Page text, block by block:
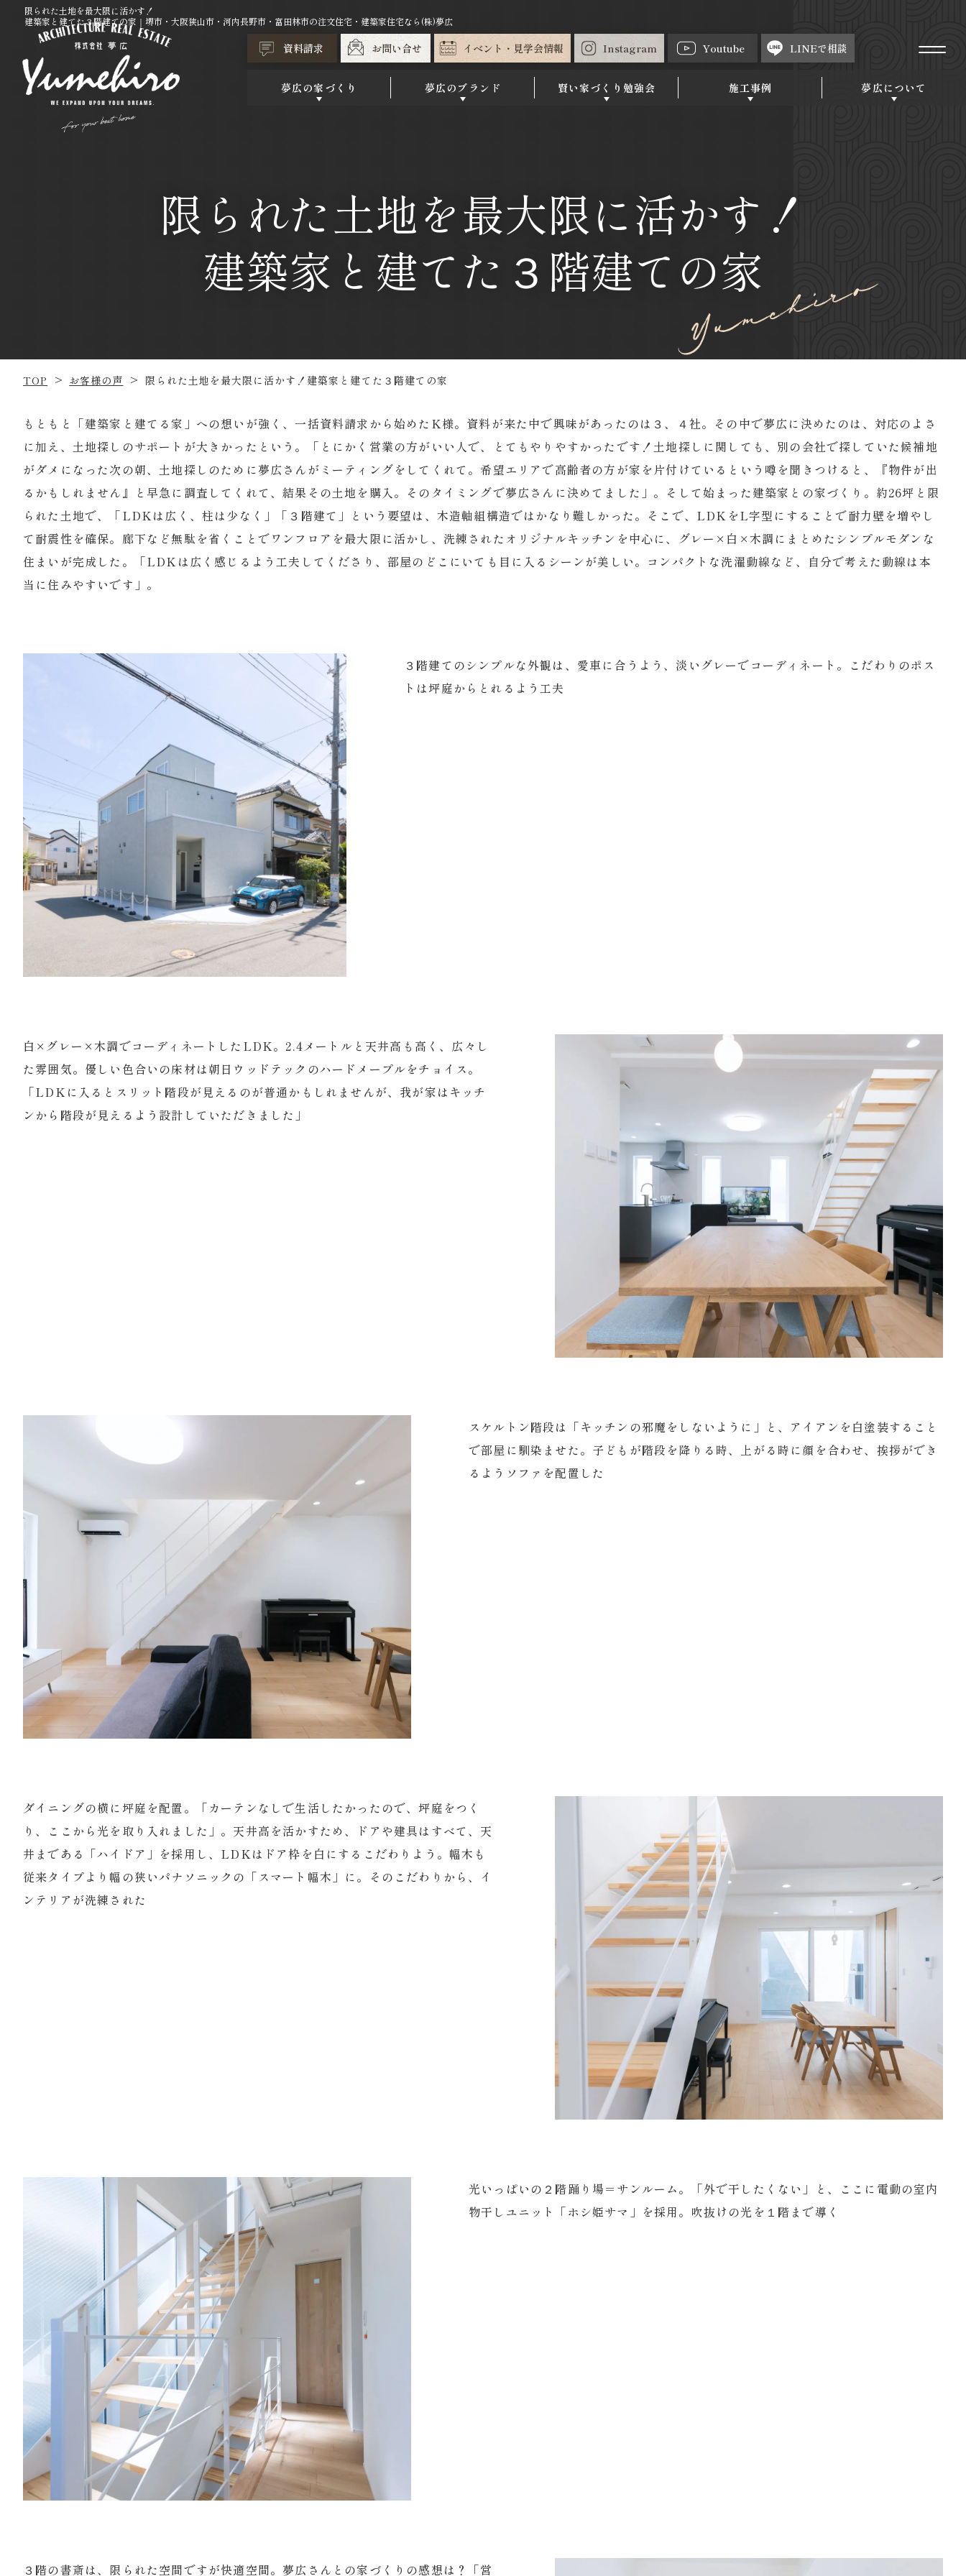
限られた土地を最大限に活かす！
建築家と建てた３階建ての家｜堺市・大阪狭山市・河内長野市・富田林市の注文住宅・建築家住宅なら(株)夢広
資料請求 お問い合せ イベント・見学会情報 Instagram Youtube LINEで相談
夢広の家づくり 夢広のブランド 賢い家づくり勉強会 施工事例 夢広について
限られた土地を最大限に活かす！
建築家と建てた３階建ての家
TOP お客様の声 限られた土地を最大限に活かす！ 建築家と建てた３階建ての家
もともと「建築家と建てる家」への想いが強く、一括資料請求から始めたK様。資料が来た中で興味があったのは３、４社。その中で夢広に決めたのは、対応のよさ
に加え、土地探しのサポートが大きかったという。「とにかく営業の方がいい人で、とてもやりやすかったです！土地探しに関しても、別の会社で探していた候補地
がダメになった次の朝、土地探しのために夢広さんがミーティングをしてくれて。希望エリアで高齢者の方が家を片付けているという噂を聞きつけると、『物件が出
るかもしれません』と早急に調査してくれて、結果その土地を購入。そのタイミングで夢広さんに決めてました」。そして始まった建築家との家づくり。約26坪と限
られた土地で、「LDKは広く、柱は少なく」「３階建て」という要望は、木造軸組構造ではかなり難しかった。そこで、LDKをL字型にすることで耐力壁を増やし
て耐震性を確保。廊下など無駄を省くことでワンフロアを最大限に活かし、洗練されたオリジナルキッチンを中心に、グレー×白×木調にまとめたシンプルモダンな
住まいが完成した。「LDKは広く感じるよう工夫してくださり、部屋のどこにいても目に入るシーンが美しい。コンパクトな洗濯動線など、自分で考えた動線は本
当に住みやすいです」。
３階建てのシンプルな外観は、愛車に合うよう、淡いグレーでコーディネート。こだわりのポス
トは坪庭からとれるよう工夫
白×グレー×木調でコーディネートしたLDK。2.4メートルと天井高も高く、広々し
た雰囲気。優しい色合いの床材は朝日ウッドテックのハードメープルをチョイス。
「LDKに入るとスリット階段が見えるのが普通かもしれませんが、我が家はキッチ
ンから階段が見えるよう設計していただきました」
スケルトン階段は「キッチンの邪魔をしないように」と、アイアンを白塗装すること
で部屋に馴染ませた。子どもが階段を降りる時、上がる時に顔を合わせ、挨拶ができ
るようソファを配置した
ダイニングの横に坪庭を配置。「カーテンなしで生活したかったので、坪庭をつく
り、ここから光を取り入れました」。天井高を活かすため、ドアや建具はすべて、天
井まである「ハイドア」を採用し、LDKはドア枠を白にするこだわりよう。幅木も
従来タイプより幅の狭いパナソニックの「スマート幅木」に。そのこだわりから、イ
ンテリアが洗練された
光いっぱいの２階踊り場＝サンルーム。「外で干したくない」と、ここに電動の室内
物干しユニット「ホシ姫サマ」を採用。吹抜けの光を１階まで導く
３階の書斎は、限られた空間ですが快適空間。夢広さんとの家づくりの感想は？「営